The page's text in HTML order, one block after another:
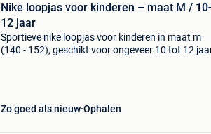
Nike loopjas voor kinderen – maat M / 10-
12 jaar
Sportieve nike loopjas voor kinderen in maat m
(140 - 152), geschikt voor ongeveer 10 tot 12
Zo goed als nieuw Ophalen